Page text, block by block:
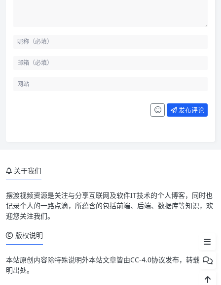
发布评论
脚手架要固化“正确默认值”
关于我们
摆渡视频资源是关注与分享互联网及软件IT技术的个人博客，同时也
记录个人的一路点滴，所蕴含的包括前端、后端、数据库等知识，欢
迎您关注我们。
版权说明
本站原创内容除特殊说明外本站文章皆由CC-4.0协议发布，转载请注
明出处。